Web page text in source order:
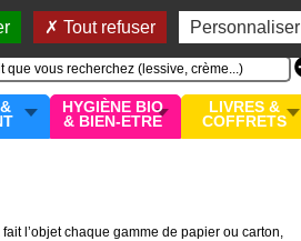
Tout refuser Personnaliser
Mon compte
MON PANIER
0 article
HYGIÈNE BIO
& BIEN-ETRE
LIVRES &
COFFRETS
fait l’objet chaque gamme de papier ou carton,